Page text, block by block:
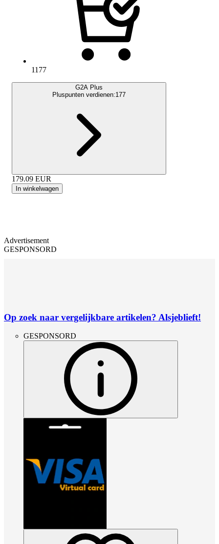
1177
G2A Plus
Pluspunten verdienen:177
179.09 EUR
In winkelwagen
Advertisement
GESPONSORD
Op zoek naar vergelijkbare artikelen? Alsjeblieft!
GESPONSORD